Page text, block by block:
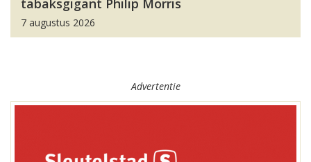
tabaksgigant Philip Morris
7 augustus 2026
Advertentie